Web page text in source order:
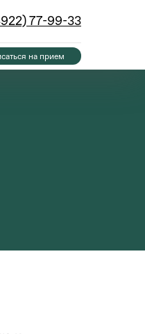
на прием
77-99-33